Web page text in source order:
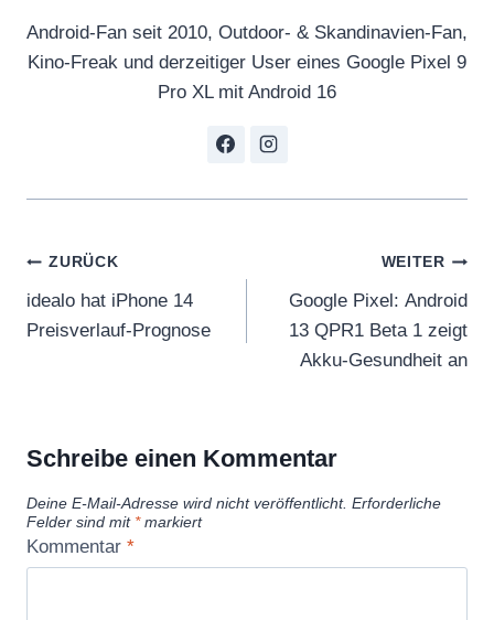
Android-Fan seit 2010, Outdoor- & Skandinavien-Fan,
Kino-Freak und derzeitiger User eines Google Pixel 9
Pro XL mit Android 16
Beitragsnavigation
ZURÜCK
idealo hat iPhone 14
Preisverlauf-Prognose
WEITER
Google Pixel: Android
13 QPR1 Beta 1 zeigt
Akku-Gesundheit an
Schreibe einen Kommentar
Deine E-Mail-Adresse wird nicht veröffentlicht. Erforderliche
Felder sind mit *markiert
Kommentar *